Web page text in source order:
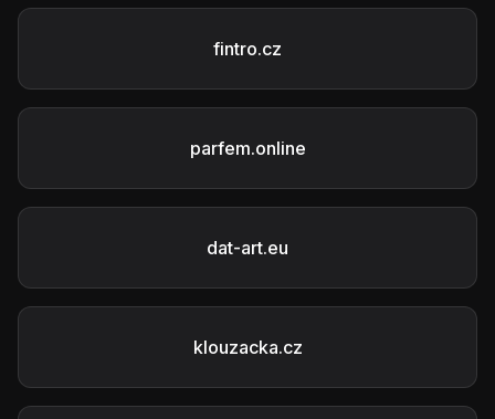
fintro.cz
parfem.online
dat-art.eu
klouzacka.cz